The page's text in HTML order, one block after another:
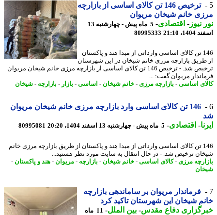
ترخیص 146 تن کالای اساسی از بازارچه
خانم شیخان مریوان
نیوز-اقتصادی-
5 ماه پیش - چهارشنبه 13
21:10
80995333
146 تن کالای اساسی وارداتی از مبدا هند و پاکستان
بازارچه مرزی خانم شیخان در این شهرستان
ترخیص شد. - ترخیص 146 تن کالای اساسی از بازارچه مرزی خانم شیخان مریوان
مریوان گفت: ...
اساسی-بازارچه مرزی- خانم شیخان-اساسی-بازار - بازارچه -شیخان
146 تن کالای اساسی وارد بازارچه مرزی خانم شیخان مریوان
-اقتصادی-5 ماه پیش - چهارشنبه 13 اسفند 1404، 20:20 80995081
146 تن کالای اساسی وارداتی از مبدا هند و پاکستان از طریق بازارچه مرزی خانم
ترخیص شد. - در ﺣﺎل اﻧﺘﻘﺎل ﺑﻪ ﺳﺎﯾﺖ ﻣﻮرد ﻧﻈﺮ ﻫﺴﺘﯿﺪ...
مرزی- کالای اساسی-خانم شیخان-بازارچه -مریوان - هند و پاکستان-
فرماندار مریوان بر ساماندهی بازارچه
شیخان این شهرستان تاکید کرد
دفاع مقدس-بین الملل-
11 ماه